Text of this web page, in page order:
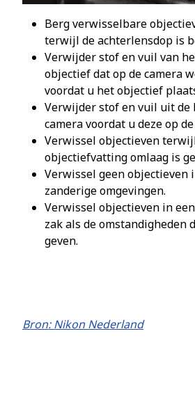
Berg verwisselbare
terwijl de achterlensdop is
Verwijder stof en vuil van
objectief dat op de camera
voordat u het objectief
Verwijder stof en vuil uit de
camera voordat u deze op
Verwissel objectieven
objectiefvatting omlaag is
Verwissel geen objectieven
zanderige omgevingen.
Verwissel objectieven in
zak als de omstandigheden
geven.
Bron: Nikon Nederland